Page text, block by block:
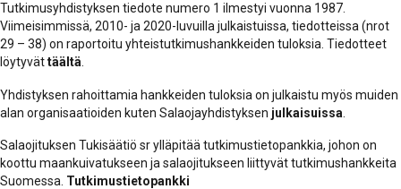
Tutkimusyhdistyksen tiedote numero 1 ilmestyi vuonna 1987.
Viimeisimmissä, 2010- ja 2020-luvuilla julkaistuissa, tiedotteissa (nrot
29 – 38) on raportoitu yhteistutkimushankkeiden tuloksia. Tiedotteet
löytyvättäältä
Yhdistyksen rahoittamia hankkeiden tuloksia on julkaistu myös muiden
alan organisaatioiden kuten Salaojayhdistyksen julkaisuissa
Salaojituksen Tukisäätiö sr ylläpitää tutkimustietopankkia, johon on
koottu maankuivatukseen ja salaojitukseen liittyvät tutkimushankkeita
Suomessa. Tutkimustietopankki